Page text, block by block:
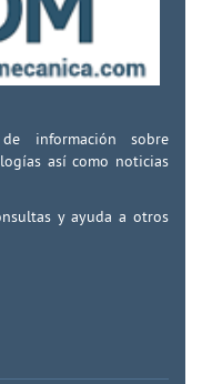
información sobre
así como noticias
y ayuda a otros